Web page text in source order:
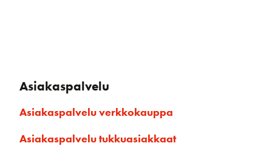
Asiakaspalvelu
Asiakaspalvelu verkkokauppa
Asiakaspalvelu tukkuasiakkaat